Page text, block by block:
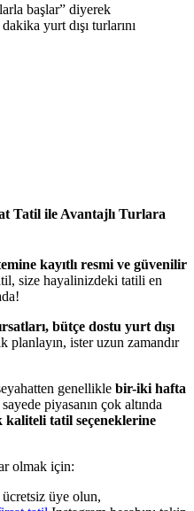
başlar” diyerek
yurt dışı turlarını
Tatil ile Avantajlı Turlara
kayıtlı resmi ve güvenilir
size hayalinizdeki tatili en
bütçe dostu yurt dışı
planlayın, ister uzun zamandır
genellikle bir-iki hafta
piyasanın çok altında
kaliteli tatil seçeneklerine
olmak için:
ücretsiz üye olun,